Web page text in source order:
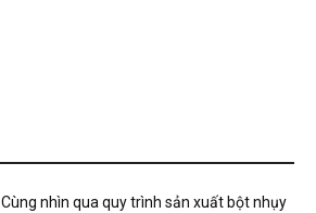
Cùng nhìn qua quy trình sản xuất bột nhụy